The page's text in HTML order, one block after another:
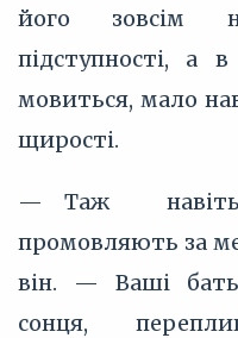
його зовсім
підступності,
мовиться, мало
щирості.
— Таж
промовляють за
він. — Ваші
сонця,